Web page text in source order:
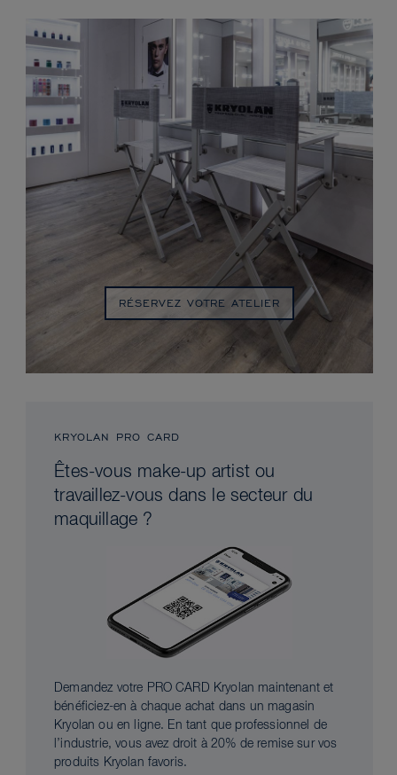
RÉSERVEZ VOTRE ATELIER
KRYOLAN PRO CARD
Êtes-vous make-up artist ou
travaillez-vous dans le secteur du
maquillage ?
Demandez votre PRO CARD Kryolan maintenant et
bénéficiez-en à chaque achat dans un magasin
Kryolan ou en ligne. En tant que professionnel de
l’industrie, vous avez droit à 20% de remise sur vos
produits Kryolan favoris.